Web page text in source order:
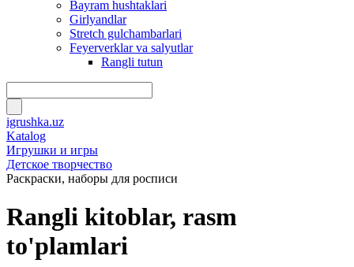
Bayram hushtaklari
Girlyandlar
Stretch gulchambarlari
Feyerverklar va salyutlar
Rangli tutun
igrushka.uz
Katalog
Игрушки и игры
Детское творчество
Раскраски, наборы для росписи
Rangli kitoblar, rasm
to'plamlari